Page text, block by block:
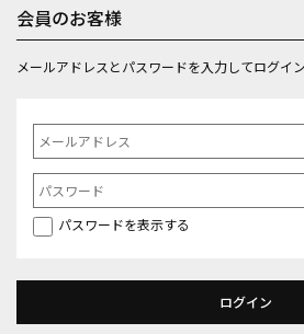
会員のお客様
メールアドレスとパスワードを入力してログイ
パスワードを表示する